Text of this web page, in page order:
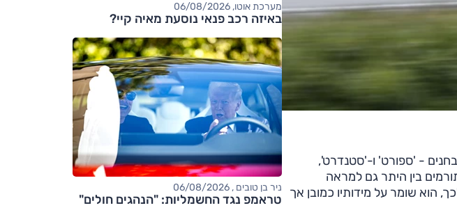
- 'ספורט' ו-'סטנדרט',
מחוזקים עם קאליפרים בגוון אדום, מוטות ייצוב וחישוקי סגסוגת 21" שתורמים בין היתר גם למראה
הוא שומר על מידותיו כמובן אך
מערכת אוטו, 06/08/2026
באיזה רכב פנאי נוסעת מאיה קיי?
ניר בן טובים , 06/08/2026
טראמפ נגד החשמליות: "הנהגים חולים"